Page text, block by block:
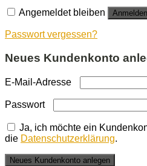
Angemeldet bleiben Anmelden
Passwort vergessen?
Neues Kundenkonto
E-Mail-Adresse
Passwort
Ja, ich möchte ein
die Datenschutzerklärung.
Neues Kundenkonto anlegen